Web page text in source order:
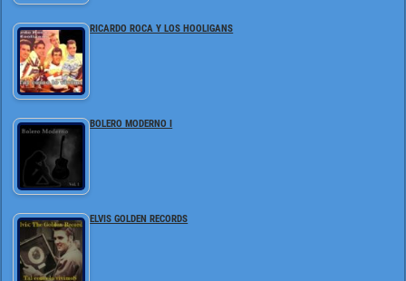
RICARDO ROCA Y LOS HOOLIGANS
BOLERO MODERNO I
ELVIS GOLDEN RECORDS